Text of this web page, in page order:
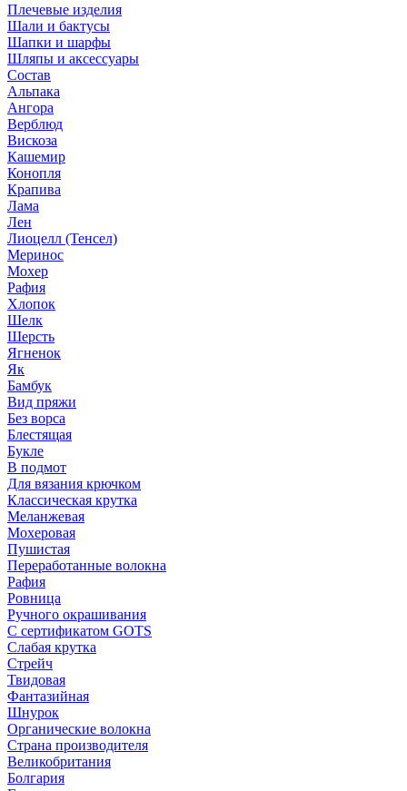
Плечевые изделия
Шали и бактусы
Шапки и шарфы
Шляпы и аксессуары
Состав
Альпака
Ангора
Верблюд
Вискоза
Кашемир
Конопля
Крапива
Лама
Лен
Лиоцелл (Тенсел)
Меринос
Мохер
Рафия
Хлопок
Шелк
Шерсть
Ягненок
Як
Бамбук
Вид пряжи
Без ворса
Блестящая
Букле
В подмот
Для вязания крючком
Классическая крутка
Меланжевая
Мохеровая
Пушистая
Переработанные волокна
Рафия
Ровница
Ручного окрашивания
С сертификатом GOTS
Слабая крутка
Стрейч
Твидовая
Фантазийная
Шнурок
Органические волокна
Страна производителя
Великобритания
Болгария